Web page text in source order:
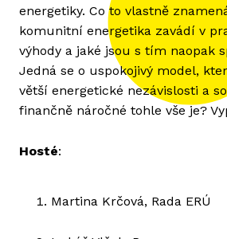
energetiky. Co to vlastně
komunitní energetika zavádí v
výhody a jaké jsou s tím naopak
Jedná se o uspokojivý model,
větší energetické nezávislosti a
finančně náročné tohle vše je?
Hosté:
Martina Krčová, Rada ERÚ